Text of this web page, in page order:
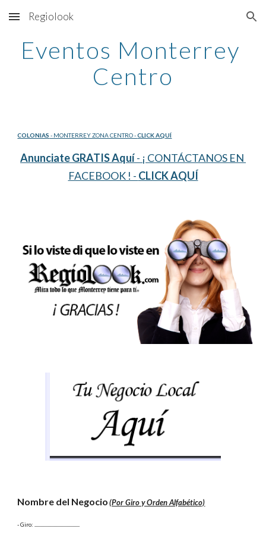
Skip to main content Skip to navigation
Regiolook
Eventos Monterrey
Centro
COLONIAS - MONTERREY ZONA CENTRO - CLICK AQUÍ
Anunciate GRATIS Aquí - ¡ CONTÁCTANOS EN
FACEBOOK ! - CLICK AQUÍ
Nombre del Negocio (Por Giro y Orden Alfabético)
- Giro: